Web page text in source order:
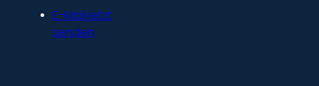
E-Mail jetzt
senden